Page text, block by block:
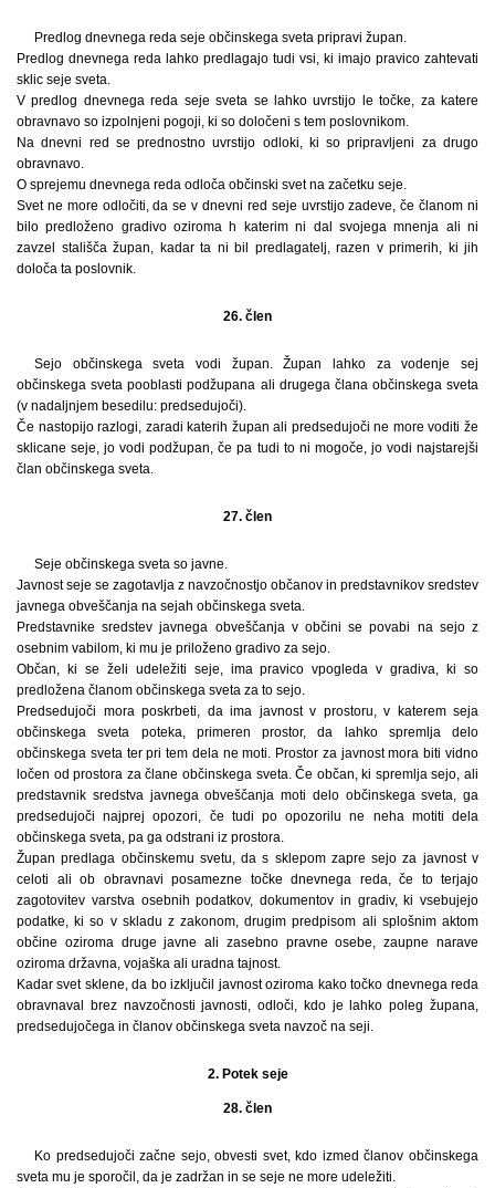
Predlog dnevnega reda seje občinskega sveta pripravi župan.
Predlog dnevnega reda lahko predlagajo tudi vsi, ki imajo pravico zahtevati
sklic seje sveta.
V predlog dnevnega reda seje sveta se lahko uvrstijo le točke, za katere
obravnavo so izpolnjeni pogoji, ki so določeni s tem poslovnikom.
Na dnevni red se prednostno uvrstijo odloki, ki so pripravljeni za drugo
obravnavo.
O sprejemu dnevnega reda odloča občinski svet na začetku seje.
Svet ne more odločiti, da se v dnevni red seje uvrstijo zadeve, če članom ni
bilo predloženo gradivo oziroma h katerim ni dal svojega mnenja ali ni
zavzel stališča župan, kadar ta ni bil predlagatelj, razen v primerih, ki jih
določa ta poslovnik.
26. člen
Sejo občinskega sveta vodi župan. Župan lahko za vodenje sej
občinskega sveta pooblasti podžupana ali drugega člana občinskega sveta
(v nadaljnjem besedilu: predsedujoči).
Če nastopijo razlogi, zaradi katerih župan ali predsedujoči ne more voditi že
sklicane seje, jo vodi podžupan, če pa tudi to ni mogoče, jo vodi najstarejši
član občinskega sveta.
27. člen
Seje občinskega sveta so javne.
Javnost seje se zagotavlja z navzočnostjo občanov in predstavnikov sredstev
javnega obveščanja na sejah občinskega sveta.
Predstavnike sredstev javnega obveščanja v občini se povabi na sejo z
osebnim vabilom, ki mu je priloženo gradivo za sejo.
Občan, ki se želi udeležiti seje, ima pravico vpogleda v gradiva, ki so
predložena članom občinskega sveta za to sejo.
Predsedujoči mora poskrbeti, da ima javnost v prostoru, v katerem seja
občinskega sveta poteka, primeren prostor, da lahko spremlja delo
občinskega sveta ter pri tem dela ne moti. Prostor za javnost mora biti vidno
ločen od prostora za člane občinskega sveta. Če občan, ki spremlja sejo, ali
predstavnik sredstva javnega obveščanja moti delo občinskega sveta, ga
predsedujoči najprej opozori, če tudi po opozorilu ne neha motiti dela
občinskega sveta, pa ga odstrani iz prostora.
Župan predlaga občinskemu svetu, da s sklepom zapre sejo za javnost v
celoti ali ob obravnavi posamezne točke dnevnega reda, če to terjajo
zagotovitev varstva osebnih podatkov, dokumentov in gradiv, ki vsebujejo
podatke, ki so v skladu z zakonom, drugim predpisom ali splošnim aktom
občine oziroma druge javne ali zasebno pravne osebe, zaupne narave
oziroma državna, vojaška ali uradna tajnost.
Kadar svet sklene, da bo izključil javnost oziroma kako točko dnevnega reda
obravnaval brez navzočnosti javnosti, odloči, kdo je lahko poleg župana,
predsedujočega in članov občinskega sveta navzoč na seji.
2. Potek seje
28. člen
Ko predsedujoči začne sejo, obvesti svet, kdo izmed članov občinskega
sveta mu je sporočil, da je zadržan in se seje ne more udeležiti.